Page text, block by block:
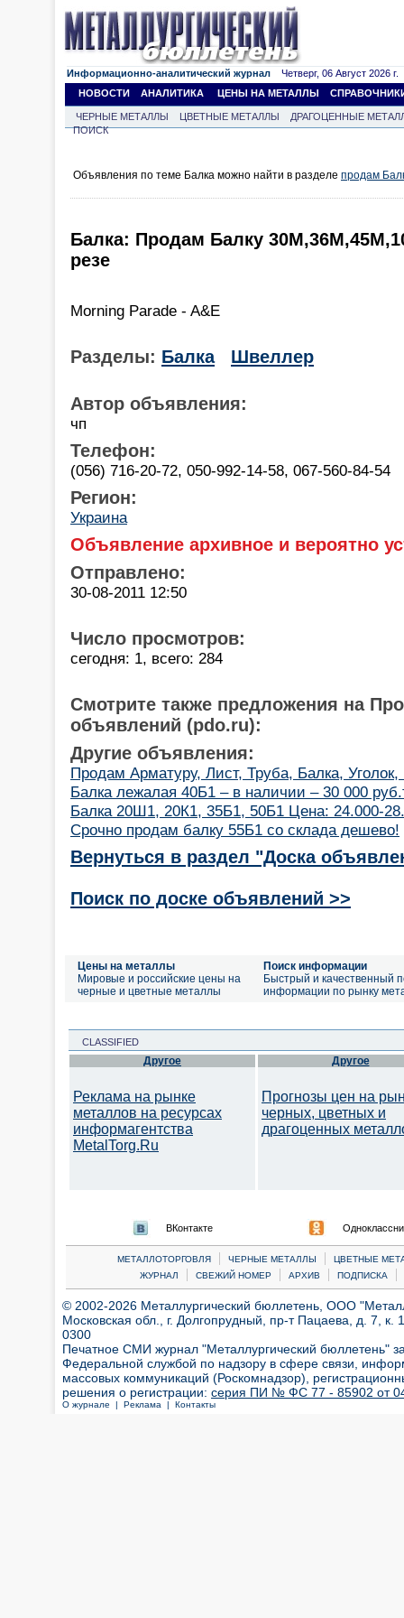
Информационно-аналитический журнал Четверг, 06 Август 2026 г.
НОВОСТИ
АНАЛИТИКА ЦЕНЫ НА МЕТАЛЛЫ
ЧЕРНЫЕ МЕТАЛЛЫ ЦВЕТНЫЕ МЕТАЛЛЫ
ДРАГОЦЕННЫЕ
ПОИСК
Объявления по теме Балка можно найти в разделе продам
Балка: Продам Балку
резе
Morning Parade - A&E
Разделы: Балка Швеллер
Автор объявления:
чп
Телефон:
(056) 716-20-72, 050-992-14-58, 067-560-84-54
Регион:
Украина
Объявление архивное и вероятно
Отправлено:
30-08-2011 12:50
Число просмотров:
сегодня: 1, всего: 284
Смотрите также предложения на
объявлений (pdo.ru):
Другие объявления:
Продам Арматуру, Лист, Труба, Балка,
Балка лежалая 40Б1 – в наличии – 30 000
Балка 20Ш1, 20К1, 35Б1, 50Б1 Цена: 24.000-
Срочно продам балку 55Б1 со склада дешево!
Вернуться в раздел "Доска
Поиск по доске объявлений >>
Цены на металлы
Мировые и российские цены на
черные и цветные металлы
Поиск информации
Быстрый и качественный
информации по рынку
CLASSIFIED
Другое
Реклама на рынке
металлов на ресурсах
информагентства
MetalTorg.Ru
Другое
Прогнозы цен на
черных, цветных и
драгоценных
ВКонтакте
МЕТАЛЛОТОРГОВЛЯ | ЧЕРНЫЕ МЕТАЛЛЫ |
ЦВЕТНЫЕ
ЖУРНАЛ
| СВЕЖИЙ НОМЕР | АРХИВ | ПОДПИСКА |
© 2002-2026 Металлургический бюллетень, ООО
Московская обл., г. Долгопрудный, пр-т Пацаева, д. 7,
0300
Печатное СМИ журнал "Металлургический бюллетень"
Федеральной службой по надзору в сфере связи,
массовых коммуникаций (Роскомнадзор),
решения о регистрации: серия ПИ № ФС 77 - 85902 от 04
О журнале | Реклама | Контакты